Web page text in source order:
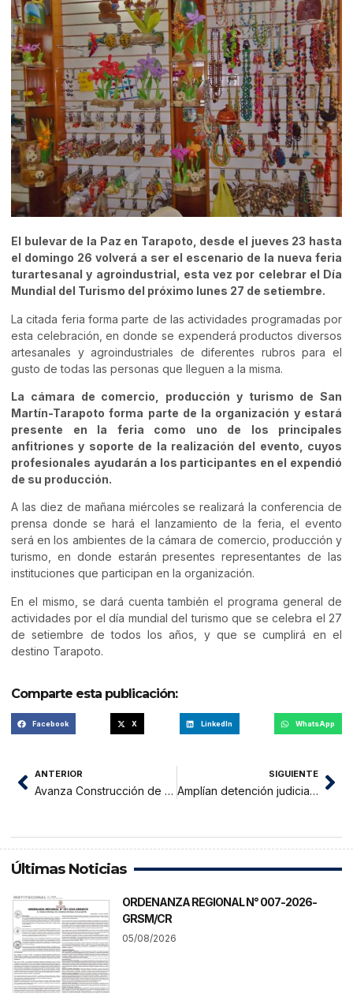
El bulevar de la Paz en Tarapoto, desde el jueves 23 hasta
el domingo 26 volverá a ser el escenario de la nueva feria
turartesanal y agroindustrial, esta vez por celebrar el Día
Mundial del Turismo del próximo lunes 27 de setiembre.
La citada feria forma parte de las actividades programadas por
esta celebración, en donde se expenderá productos diversos
artesanales y agroindustriales de diferentes rubros para el
gusto de todas las personas que lleguen a la misma.
La cámara de comercio, producción y turismo de San
Martín-Tarapoto forma parte de la organización y estará
presente en la feria como uno de los principales
anfitriones y soporte de la realización del evento, cuyos
profesionales ayudarán a los participantes en el expendió
de su producción.
A las diez de mañana miércoles se realizará la conferencia de
prensa donde se hará el lanzamiento de la feria, el evento
será en los ambientes de la cámara de comercio, producción y
turismo, en donde estarán presentes representantes de las
instituciones que participan en la organización.
En el mismo, se dará cuenta también el programa general de
actividades por el día mundial del turismo que se celebra el 27
de setiembre de todos los años, y que se cumplirá en el
destino Tarapoto.
Comparte esta publicación:
Facebook X LinkedIn WhatsApp
ANTERIOR
Avanza Construcción de Moderno Edificio de Empresa Electro Tocache S.A.
SIGUIENTE
Amplían detención judicial a hermanas detenidas por presunta explotación a dos menores de edad
Últimas Noticias
ORDENANZA REGIONAL N° 007-2026-
GRSM/CR
05/08/2026